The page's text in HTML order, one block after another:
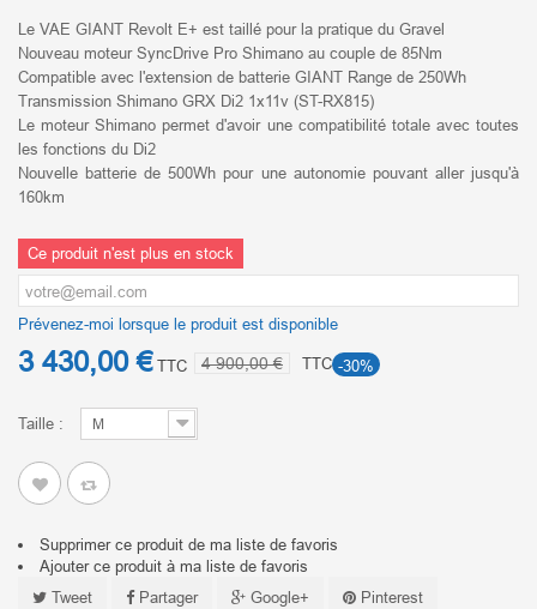
Le VAE GIANT Revolt E+ est taillé pour la pratique du Gravel
Nouveau moteur SyncDrive Pro Shimano au couple de 85Nm
Compatible avec l'extension de batterie GIANT Range de 250Wh
Transmission Shimano GRX Di2 1x11v (ST-RX815)
Le moteur Shimano permet d'avoir une compatibilité totale avec toutes
les fonctions du Di2
Nouvelle batterie de 500Wh pour une autonomie pouvant aller jusqu'à
160km
Ce produit n'est plus en stock
Prévenez-moi lorsque le produit est disponible
3 430,00 €TTC 4 900,00 € TTC -30%
Taille : M
Supprimer ce produit de ma liste de favoris
Ajouter ce produit à ma liste de favoris
Tweet
Partager Google+ Pinterest